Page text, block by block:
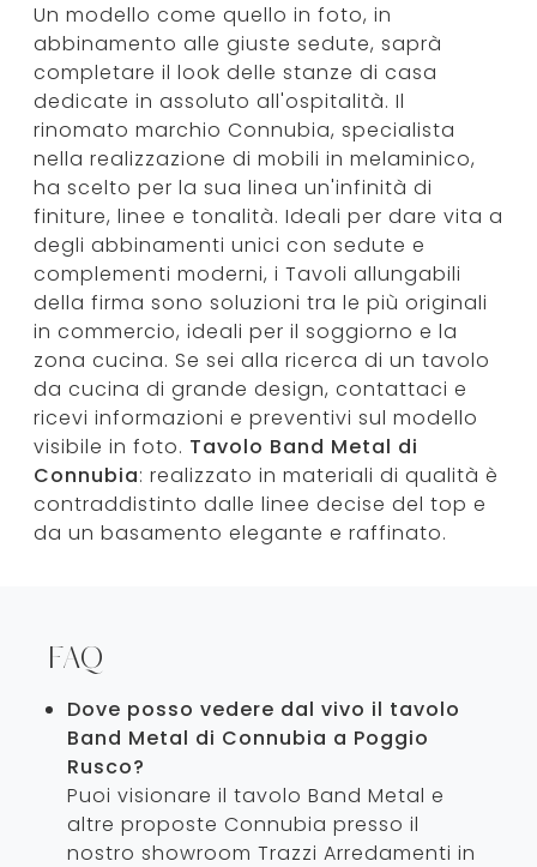
Un modello come quello in foto, in
abbinamento alle giuste sedute, saprà
completare il look delle stanze di casa
dedicate in assoluto all'ospitalità. Il
rinomato marchio Connubia, specialista
nella realizzazione di mobili in melaminico,
ha scelto per la sua linea un'infinità di
finiture, linee e tonalità. Ideali per dare vita a
degli abbinamenti unici con sedute e
complementi moderni, i Tavoli allungabili
della firma sono soluzioni tra le più originali
in commercio, ideali per il soggiorno e la
zona cucina. Se sei alla ricerca di un tavolo
da cucina di grande design, contattaci e
ricevi informazioni e preventivi sul modello
visibile in foto. Tavolo Band Metal di
Connubia: realizzato in materiali di qualità è
contraddistinto dalle linee decise del top e
da un basamento elegante e raffinato.
FAQ
Dove posso vedere dal vivo il tavolo
Band Metal di Connubia a Poggio
Rusco?
Puoi visionare il tavolo Band Metal e
altre proposte Connubia presso il
nostro showroom Trazzi Arredamenti in